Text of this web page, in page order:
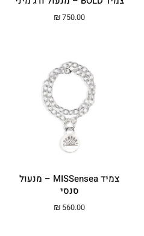
₪750.00
צמיד MISSensea – מנעול
סנסי
₪ 560.00